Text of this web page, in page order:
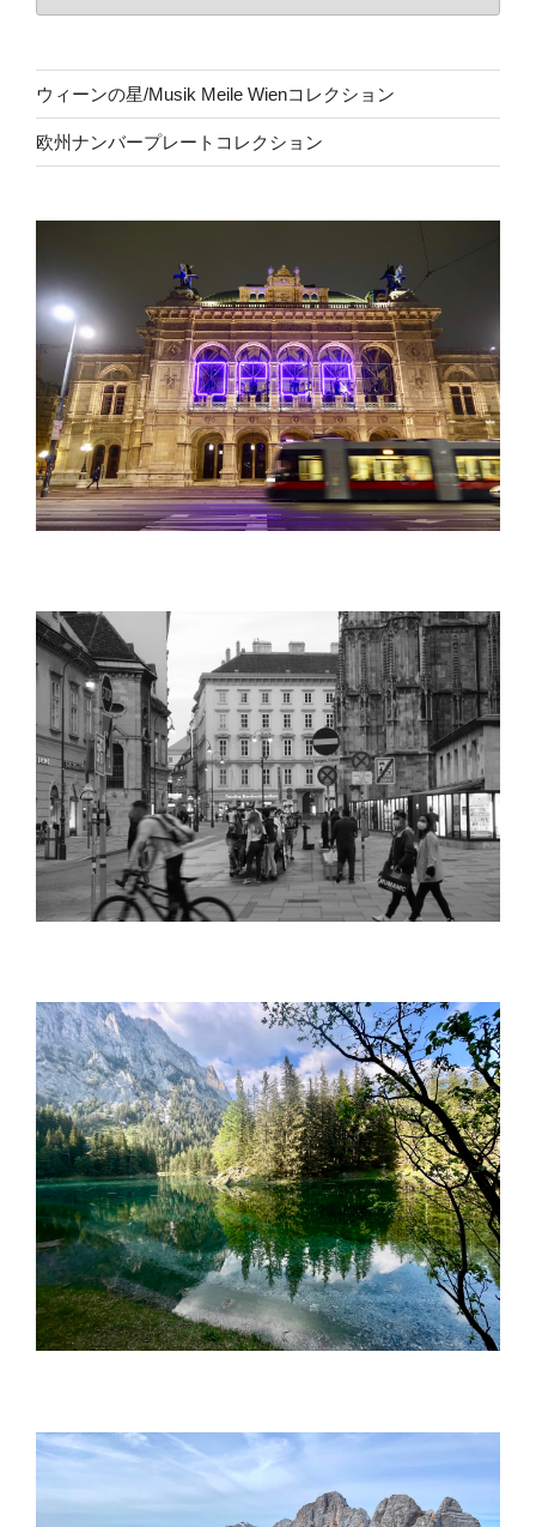
ウィーンの星/Musik Meile Wienコレクション
欧州ナンバープレートコレクション